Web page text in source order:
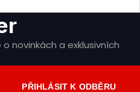
novinkách a exklusivních
PŘIHLÁSIT K ODBĚRU